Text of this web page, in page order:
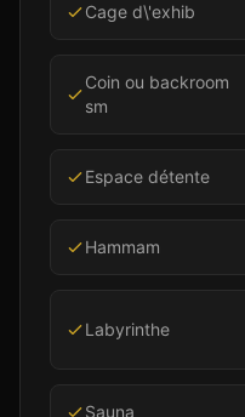
Cage d\'exhib
Coin ou backroom
sm
Espace détente
Hammam
Labyrinthe
Sauna